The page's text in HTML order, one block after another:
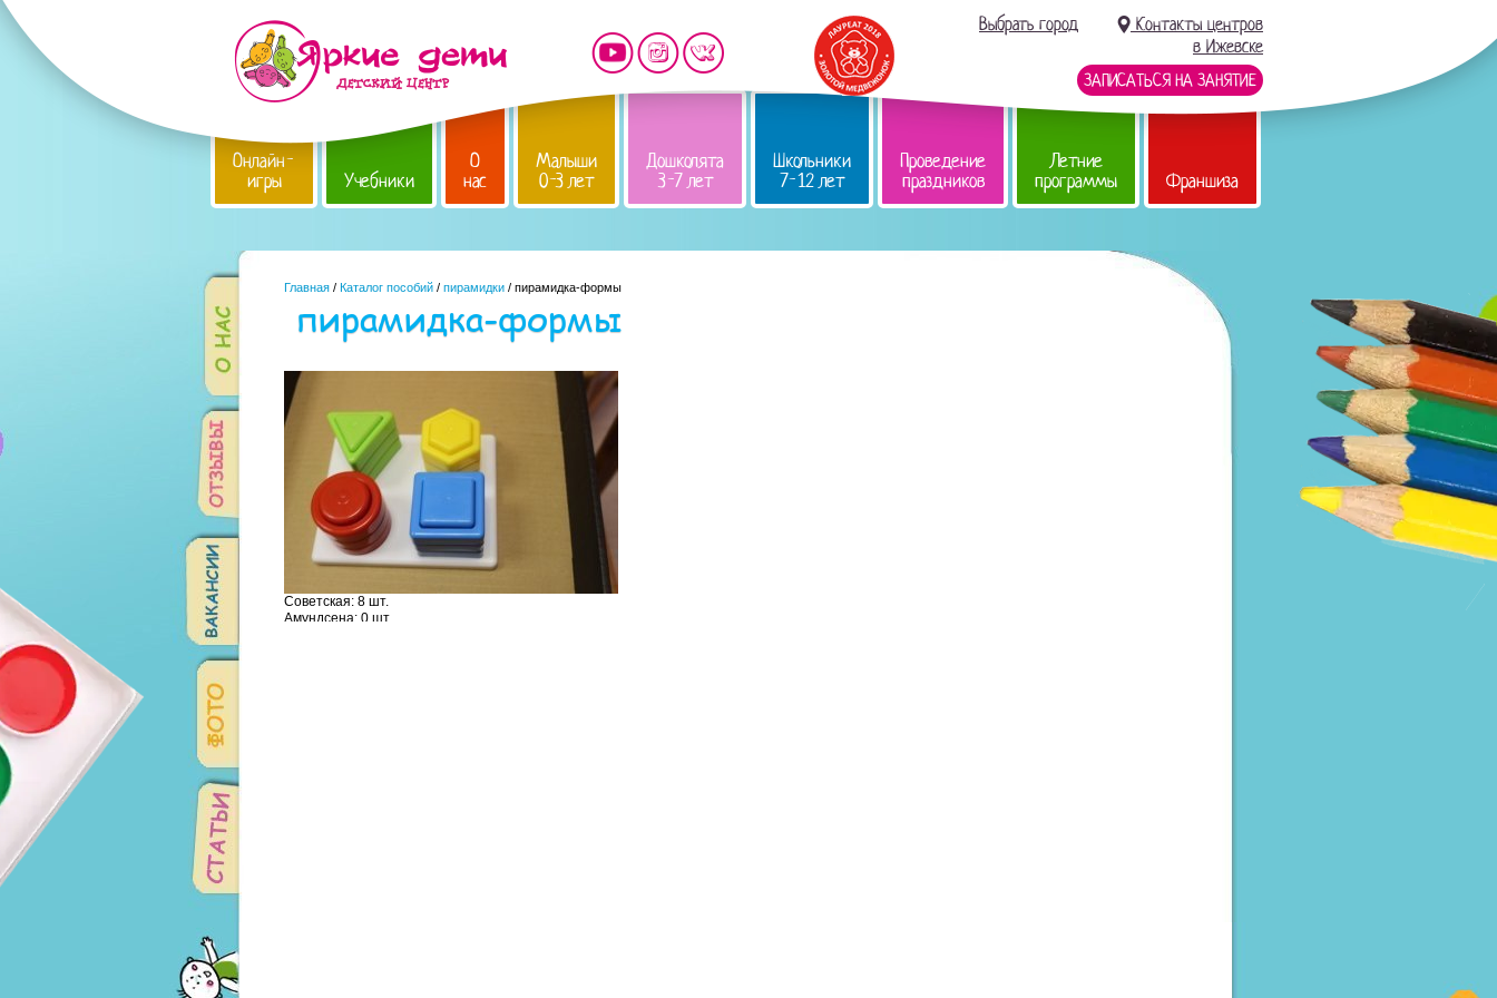
Выбрать город
Контакты центров
в Ижевске
ЗАПИСАТЬСЯ НА ЗАНЯТИЕ
Онлайн-
игры Учебники
О
нас
Малыши
0-3 лет
Дошколята
3-7 лет
Школьники
7-12 лет
Проведение
праздников
Летние
программы Франшиза
Главная / Каталог пособий / пирамидки / пирамидка-формы
пирамидка-формы
Советская: 8 шт.
Амундсена: 0 шт.